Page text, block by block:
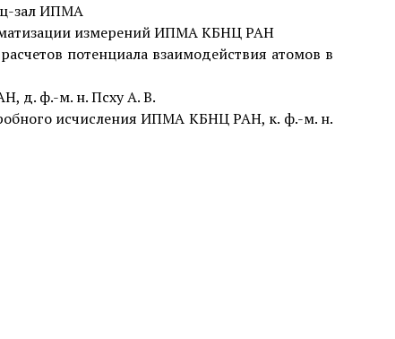
зал ИПМА
измерений ИПМА КБНЦ РАН
потенциала взаимодействия атомов в
д. ф.-м. н. Псху А. В.
исчисления ИПМА КБНЦ РАН, к. ф.-м. н.